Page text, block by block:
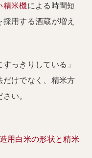
精米機による時間短
用する酒蔵が増え
っきりしている」
だけでなく、精米方
い。
用白米の形状と精米